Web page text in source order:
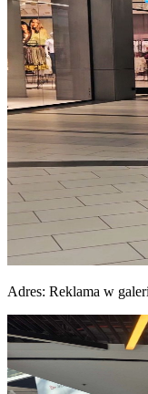
Adres: Reklama w